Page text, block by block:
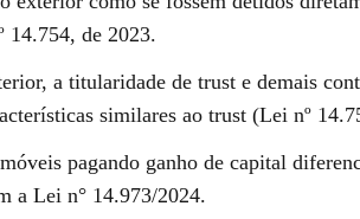
14.754, de 2023.
a titularidade de trust e demais
similares ao trust (Lei nº
pagando ganho de capital
a Lei n° 14.973/2024.